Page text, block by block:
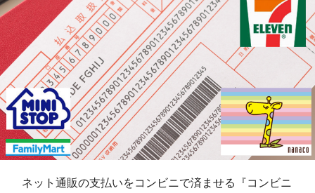
ネット通販の支払いをコンビニで済ませる『コンビニ